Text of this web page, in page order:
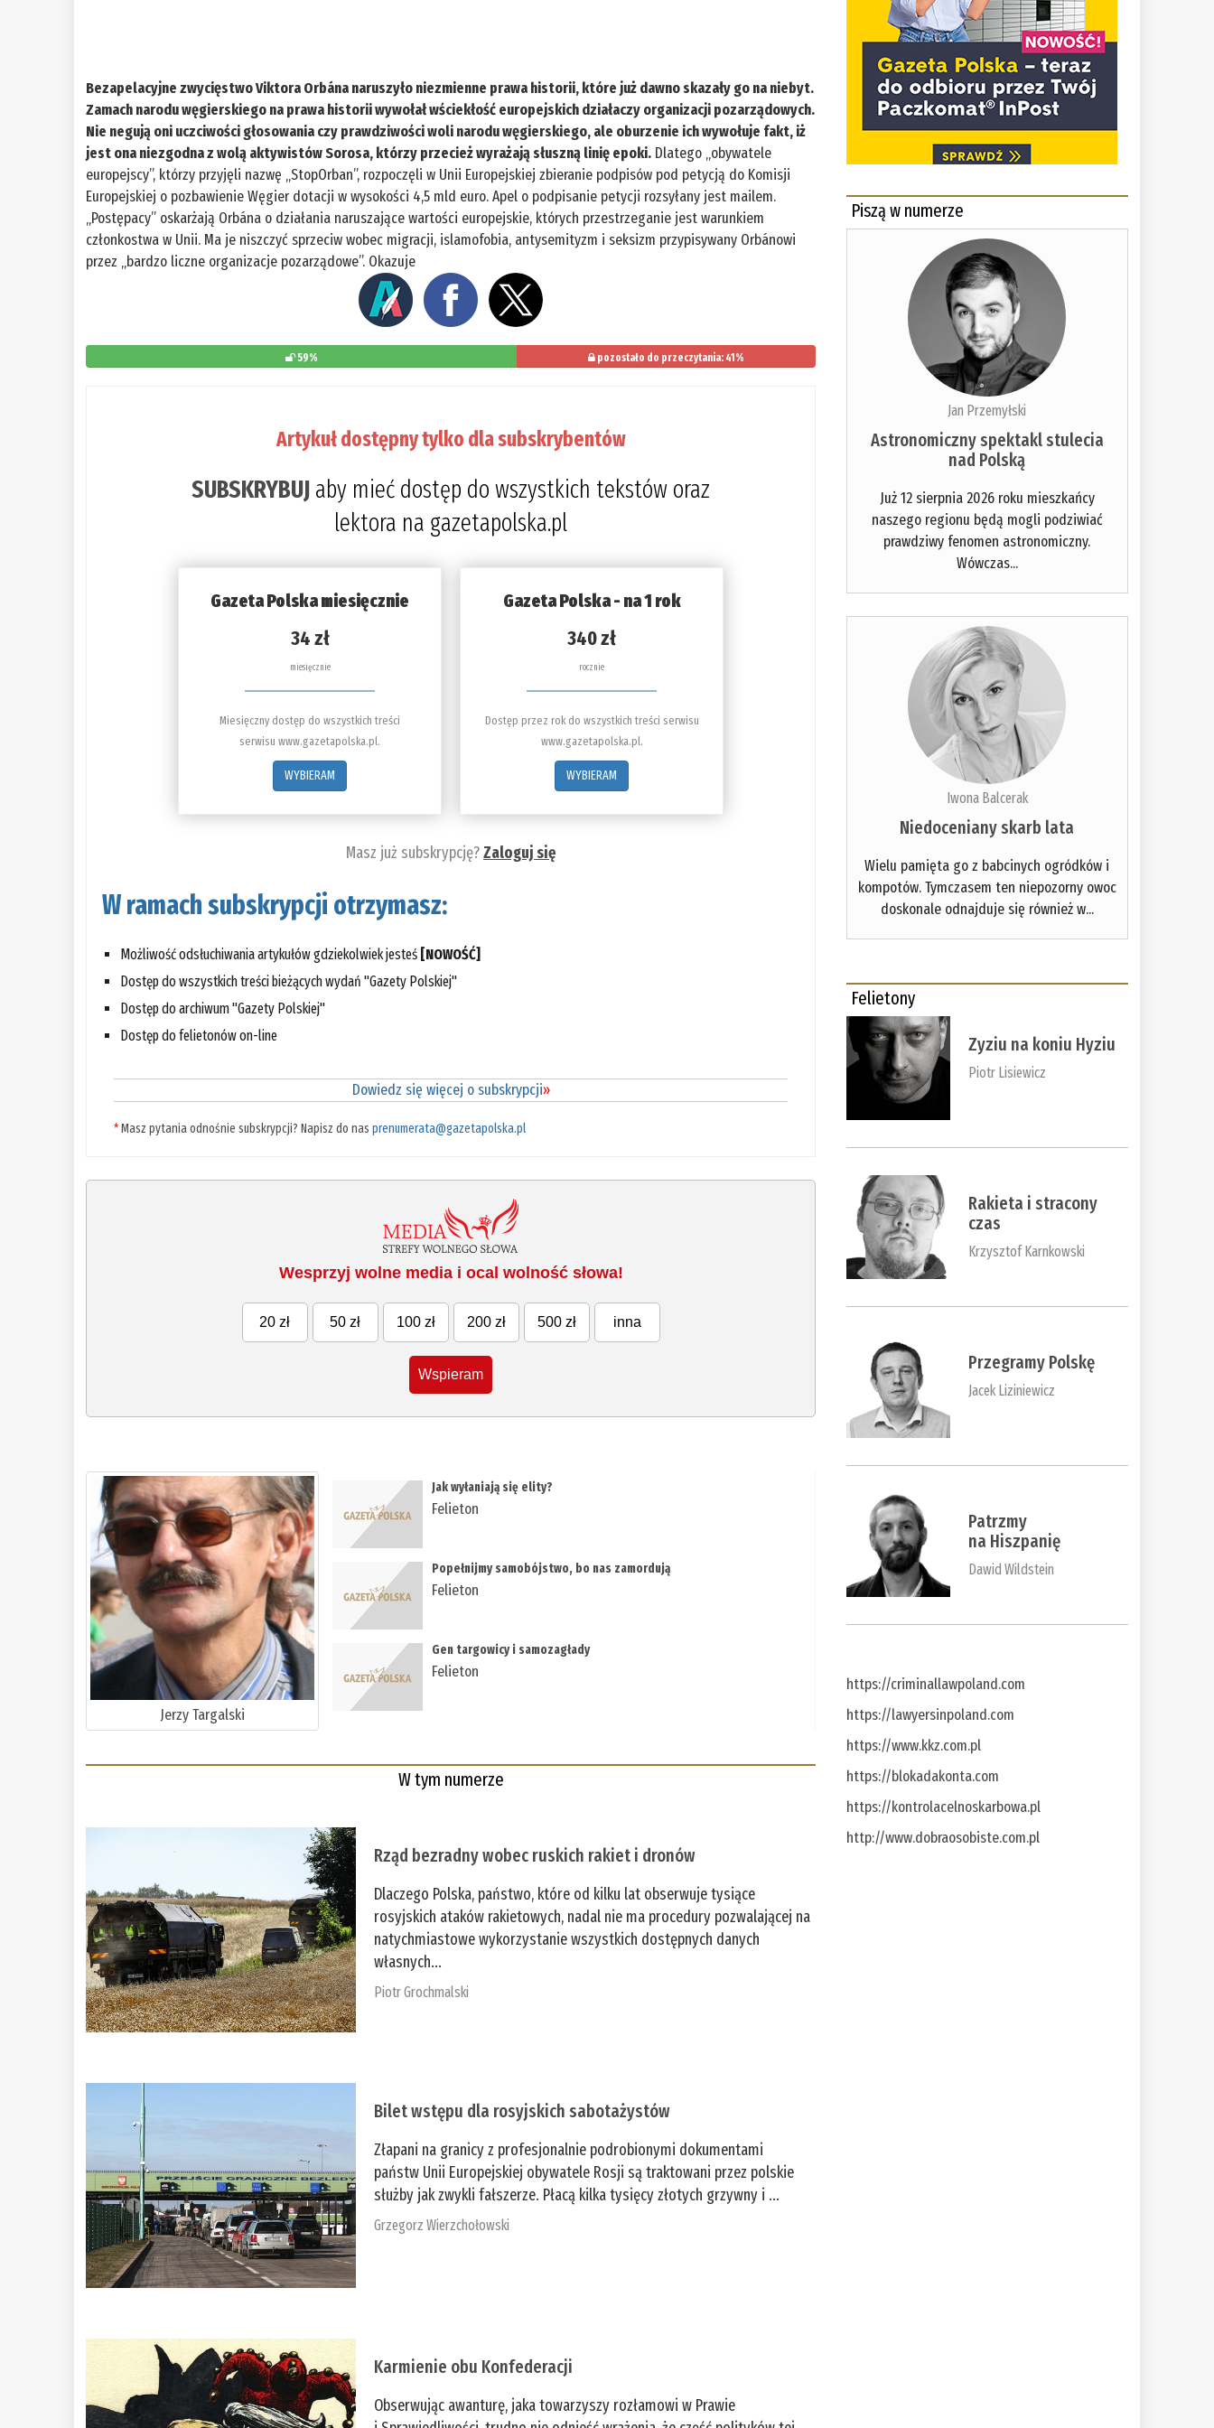
Bezapelacyjne zwycięstwo Viktora Orbána naruszyło niezmienne prawa historii, które już dawno skazały go na niebyt.
Zamach narodu węgierskiego na prawa historii wywołał wściekłość europejskich działaczy organizacji pozarządowych.
Nie negują oni uczciwości głosowania czy prawdziwości woli narodu węgierskiego, ale oburzenie ich wywołuje fakt, iż
jest ona niezgodna z wolą aktywistów Sorosa, którzy przecież wyrażają słuszną linię epoki. Dlatego „obywatele
europejscy”, którzy przyjęli nazwę „StopOrban”, rozpoczęli w Unii Europejskiej zbieranie podpisów pod petycją do Komisji
Europejskiej o pozbawienie Węgier dotacji w wysokości 4,5 mld euro. Apel o podpisanie petycji rozsyłany jest mailem.
„Postępacy” oskarżają Orbána o działania naruszające wartości europejskie, których przestrzeganie jest warunkiem
członkostwa w Unii. Ma je niszczyć sprzeciw wobec migracji, islamofobia, antysemityzm i seksizm przypisywany Orbánowi
przez „bardzo liczne organizacje pozarządowe”. Okazuje
59% pozostało do przeczytania: 41%
Artykuł dostępny tylko dla subskrybentów
SUBSKRYBUJ aby mieć dostęp do wszystkich tekstów oraz
lektora na gazetapolska.pl
Gazeta Polska miesięcznie
34 zł
miesięcznie
Miesięczny dostęp do wszystkich treści
serwisu www.gazetapolska.pl.
WYBIERAM
Gazeta Polska - na 1 rok
340 zł
rocznie
Dostęp przez rok do wszystkich treści serwisu
www.gazetapolska.pl.
WYBIERAM
Masz już subskrypcję?Zaloguj się
W ramach subskrypcji otrzymasz:
Możliwość odsłuchiwania artykułów gdziekolwiek jesteś [NOWOŚĆ]
Dostęp do wszystkich treści bieżących wydań "Gazety Polskiej"
Dostęp do archiwum "Gazety Polskiej"
Dostęp do felietonów on-line
Dowiedz się więcej o subskrypcji»
*Masz pytania odnośnie subskrypcji? Napisz do nasprenumerata@gazetapolska.pl
Wesprzyj wolne media i ocal wolność słowa!
20 zł 50 zł 100 zł 200 zł 500 zł inna
Wspieram
Jerzy Targalski
Jak wyłaniają się elity?
Felieton
Popełnijmy samobójstwo, bo nas zamordują
Felieton
Gen targowicy i samozagłady
Felieton
W tym numerze
Rząd bezradny wobec ruskich rakiet i dronów
Dlaczego Polska, państwo, które od kilku lat obserwuje tysiące
rosyjskich ataków rakietowych, nadal nie ma procedury pozwalającej na
natychmiastowe wykorzystanie wszystkich dostępnych danych
własnych...
Piotr Grochmalski
Bilet wstępu dla rosyjskich sabotażystów
Złapani na granicy z profesjonalnie podrobionymi dokumentami
państw Unii Europejskiej obywatele Rosji są traktowani przez polskie
służby jak zwykli fałszerze. Płacą kilka tysięcy złotych grzywny i ...
Grzegorz Wierzchołowski
Karmienie obu Konfederacji
Obserwując awanturę, jaka towarzyszy rozłamowi w Prawie
Piszą w numerze
Jan Przemyłski
Astronomiczny spektakl stulecia
nad Polską
Już 12 sierpnia 2026 roku mieszkańcy
naszego regionu będą mogli podziwiać
prawdziwy fenomen astronomiczny.
Wówczas...
Iwona Balcerak
Niedoceniany skarb lata
Wielu pamięta go z babcinych ogródków i
kompotów. Tymczasem ten niepozorny owoc
doskonale odnajduje się również w...
Felietony
Zyziu na koniu Hyziu
Piotr Lisiewicz
Rakieta i stracony
czas
Krzysztof Karnkowski
Przegramy Polskę
Jacek Liziniewicz
Patrzmy
na Hiszpanię
Dawid Wildstein
https://criminallawpoland.com
https://lawyersinpoland.com
https://www.kkz.com.pl
https://blokadakonta.com
https://kontrolacelnoskarbowa.pl
http://www.dobraosobiste.com.pl